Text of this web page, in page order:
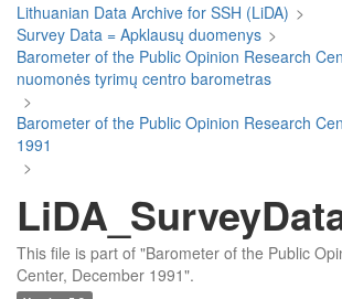
Lithuanian Data Archive for SSH (LiDA) >
Survey Data = Apklausų duomenys >
Barometer of the Public Opinion Research
nuomonės tyrimų centro barometras
>
Barometer of the Public Opinion Research
1991
>
This file is part of "Barometer of the Public
Center, December 1991".